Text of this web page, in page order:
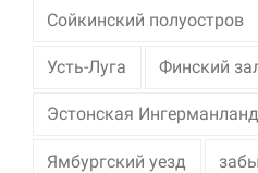
Сойкинский полуостров
Усть-Луга Финский
Эстонская
Ямбургский уезд